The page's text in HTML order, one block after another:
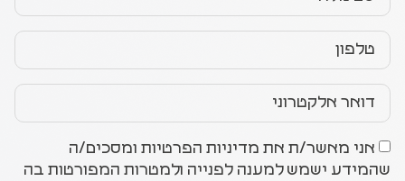
אני מאשר/ת את מדיניות הפרטיות ומסכים/ה
שהמידע ישמש למענה לפנייה ולמטרות המפורטות בה